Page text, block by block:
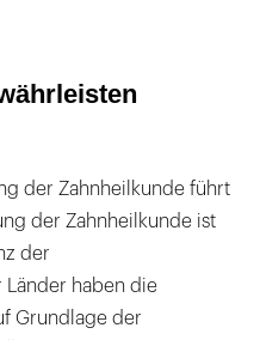
der Zahnheilkunde führt
der Zahnheilkunde ist
der
haben die
Grundlage der